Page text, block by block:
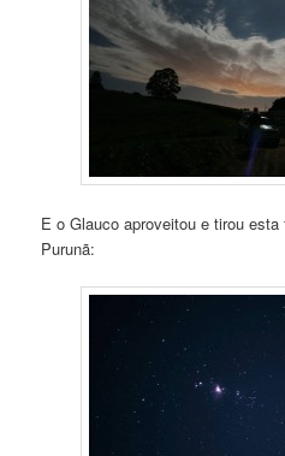
E o Glauco aproveitou e tirou
Purunã: